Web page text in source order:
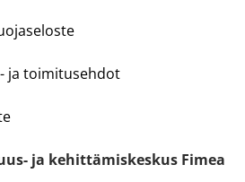
ja toimitusehdot
ja kehittämiskeskus Fimea